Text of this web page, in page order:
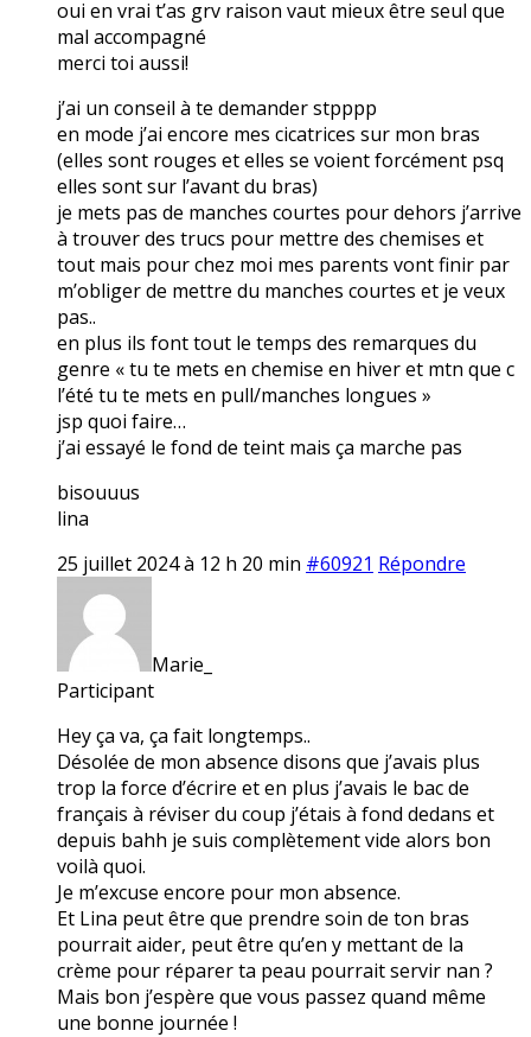
oui en vrai t’as grv raison vaut mieux être seul que
mal accompagné
merci toi aussi!
j’ai un conseil à te demander stpppp
en mode j’ai encore mes cicatrices sur mon bras
(elles sont rouges et elles se voient forcément psq
elles sont sur l’avant du bras)
je mets pas de manches courtes pour dehors j’arrive
à trouver des trucs pour mettre des chemises et
tout mais pour chez moi mes parents vont finir par
m’obliger de mettre du manches courtes et je veux
pas..
en plus ils font tout le temps des remarques du
genre « tu te mets en chemise en hiver et mtn que c
l’été tu te mets en pull/manches longues »
jsp quoi faire…
j’ai essayé le fond de teint mais ça marche pas
bisouuus
lina
25 juillet 2024 à 12 h 20 min #60921 Répondre
Marie_
Participant
Hey ça va, ça fait longtemps..
Désolée de mon absence disons que j’avais plus
trop la force d’écrire et en plus j’avais le bac de
français à réviser du coup j’étais à fond dedans et
depuis bahh je suis complètement vide alors bon
voilà quoi.
Je m’excuse encore pour mon absence.
Et Lina peut être que prendre soin de ton bras
pourrait aider, peut être qu’en y mettant de la
crème pour réparer ta peau pourrait servir nan ?
Mais bon j’espère que vous passez quand même
une bonne journée !